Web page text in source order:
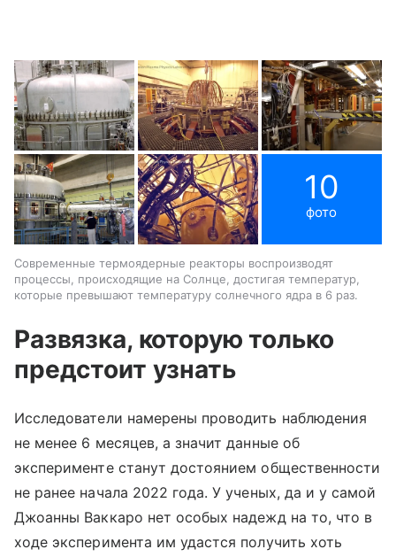
10
фото
Современные термоядерные реакторы воспроизводят
процессы, происходящие на Солнце, достигая температур,
которые превышают температуру солнечного ядра в 6 раз.
Развязка, которую только
предстоит узнать
Исследователи намерены проводить наблюдения
не менее 6 месяцев, а значит данные об
эксперименте станут достоянием общественности
не ранее начала 2022 года. У ученых, да и у самой
Джоанны Ваккаро нет особых надежд на то, что в
ходе эксперимента им удастся получить хоть